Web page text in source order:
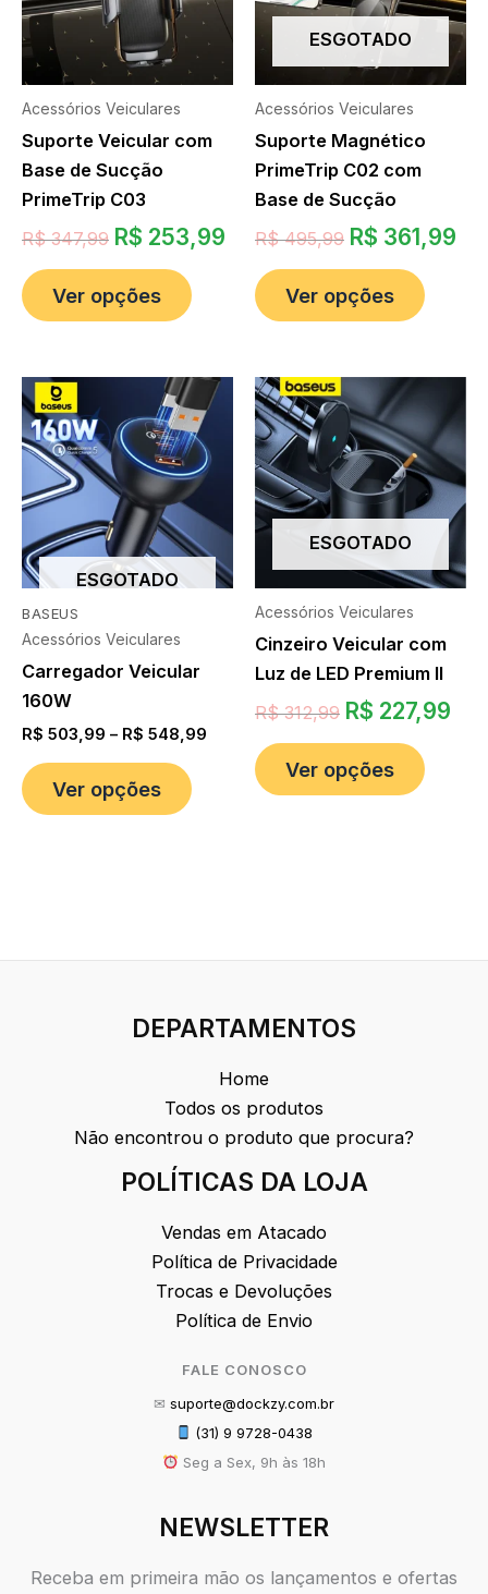
Acessórios Veiculares
Suporte Veicular com
Base de Sucção
PrimeTrip C03
R$347,99 R$ 253,99
Ver opções
ESGOTADO
Acessórios Veiculares
Suporte Magnético
PrimeTrip C02 com
Base de Sucção
R$495,99 R$ 361,99
Ver opções
BASEUS
ESGOTADO
Acessórios Veiculares
Carregador Veicular
160W
R$ 503,99 – R$ 548,99
Ver opções
ESGOTADO
Acessórios Veiculares
Cinzeiro Veicular com
Luz de LED Premium II
R$312,99 R$ 227,99
Ver opções
DEPARTAMENTOS
Home
Todos os produtos
Não encontrou o produto que procura?
POLÍTICAS DA LOJA
Vendas em Atacado
Política de Privacidade
Trocas e Devoluções
Política de Envio
FALE CONOSCO
✉ suporte@dockzy.com.br
(31) 9 9728-0438
Seg a Sex, 9h às 18h
NEWSLETTER
Receba em primeira mão os lançamentos e ofertas